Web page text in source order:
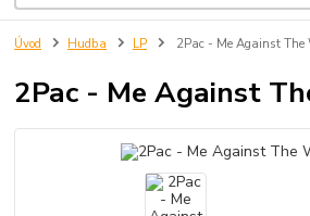
Úvod Hudba LP 2Pac - Me Against The
2Pac - Me Against